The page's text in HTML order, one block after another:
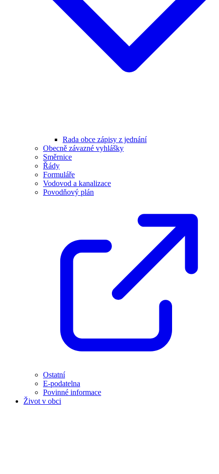
Rada obce zápisy z jednání
Obecně závazné vyhlášky
Směrnice
Řády
Formuláře
Vodovod a kanalizace
Povodňový plán
Ostatní
E-podatelna
Povinné informace
Život v obci